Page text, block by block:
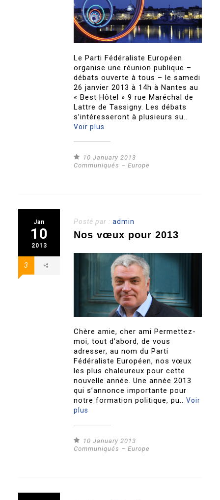
Le Parti Fédéraliste Européen
organise une réunion publique –
débats ouverte à tous – le samedi
26 janvier 2013 à 14h à Nantes au
« Best Hôtel » 9 rue Maréchal de
Lattre de Tassigny. Les débats
s’intéresseront à plusieurs su..
Voir plus
10 January 2013
Communiqués – Europe
Jan
10
2013
3
Posté par :admin
Nos vœux pour 2013
Chère amie, cher ami Permettez-
moi, tout d’abord, de vous
adresser, au nom du Parti
Fédéraliste Européen, nos vœux
les plus chaleureux pour cette
nouvelle année. Une année 2013
qui s’annonce importante pour
notre formation politique, pu..Voir
plus
10 January 2013
Communiqués – Europe